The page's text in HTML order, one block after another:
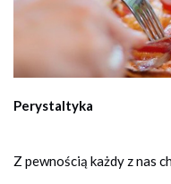
Perystaltyka
Z pewnością każdy z nas